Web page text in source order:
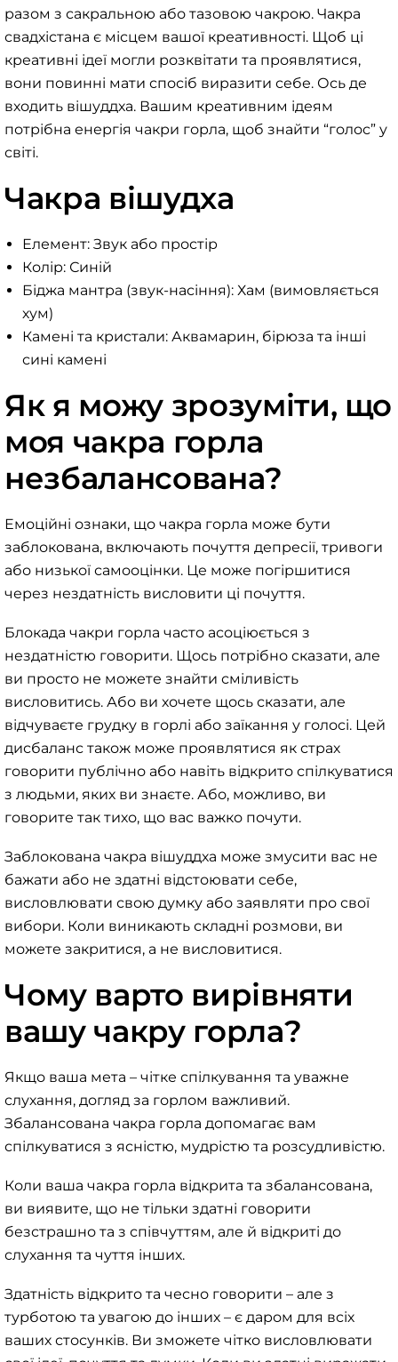
разом з сакральною або тазовою чакрою. Чакра
свадхістана є місцем вашої креативності. Щоб ці
креативні ідеї могли розквітати та проявлятися,
вони повинні мати спосіб виразити себе. Ось де
входить вішуддха. Вашим креативним ідеям
потрібна енергія чакри горла, щоб знайти “голос” у
світі.
Чакра вішудха
Елемент: Звук або простір
Колір: Синій
Біджа мантра (звук-насіння): Хам (вимовляється
хум)
Камені та кристали: Аквамарин, бірюза та інші
сині камені
Як я можу зрозуміти, що
моя чакра горла
незбалансована?
Емоційні ознаки, що чакра горла може бути
заблокована, включають почуття депресії, тривоги
або низької самооцінки. Це може погіршитися
через нездатність висловити ці почуття.
Блокада чакри горла часто асоціюється з
нездатністю говорити. Щось потрібно сказати, але
ви просто не можете знайти сміливість
висловитись. Або ви хочете щось сказати, але
відчуваєте грудку в горлі або заїкання у голосі. Цей
дисбаланс також може проявлятися як страх
говорити публічно або навіть відкрито спілкуватися
з людьми, яких ви знаєте. Або, можливо, ви
говорите так тихо, що вас важко почути.
Заблокована чакра вішуддха може змусити вас не
бажати або не здатні відстоювати себе,
висловлювати свою думку або заявляти про свої
вибори. Коли виникають складні розмови, ви
можете закритися, а не висловитися.
Чому варто вирівняти
вашу чакру горла?
Якщо ваша мета – чітке спілкування та уважне
слухання, догляд за горлом важливий.
Збалансована чакра горла допомагає вам
спілкуватися з ясністю, мудрістю та розсудливістю.
Коли ваша чакра горла відкрита та збалансована,
ви виявите, що не тільки здатні говорити
безстрашно та з співчуттям, але й відкриті до
слухання та чуття інших.
Здатність відкрито та чесно говорити – але з
турботою та увагою до інших – є даром для всіх
ваших стосунків. Ви зможете чітко висловлювати